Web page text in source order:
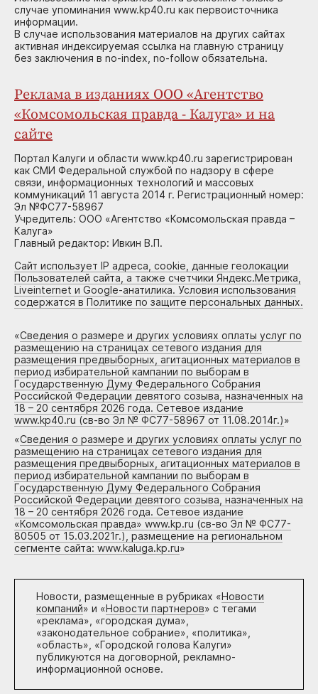
случае упоминания www.kp40.ru как первоисточника
информации.
В случае использования материалов на других сайтах
активная индексируемая ссылка на главную страницу
без заключения в no-index, no-follow обязательна.
Реклама в изданиях ООО «Агентство
«Комсомольская правда - Калуга» и на
сайте
Портал Калуги и области www.kp40.ru зарегистрирован
как СМИ Федеральной службой по надзору в сфере
связи, информационных технологий и массовых
коммуникаций 11 августа 2014 г. Регистрационный номер:
Эл №ФС77-58967
Учредитель: ООО «Агентство «Комсомольская правда –
Калуга»
Главный редактор: Ивкин В.П.
Сайт использует IP адреса, cookie, данные геолокации
Пользователей сайта, а также счетчики Яндекс.Метрика,
Liveinternet и Google-анатилика. Условия использования
содержатся в Политике по защите персональных данных.
«Сведения о размере и других условиях оплаты услуг по
размещению на страницах сетевого издания для
размещения предвыборных, агитационных материалов в
период избирательной кампании по выборам в
Государственную Думу Федерального Собрания
Российской Федерации девятого созыва, назначенных на
18 – 20 сентября 2026 года. Сетевое издание
www.kp40.ru (св-во Эл № ФС77-58967 от 11.08.2014г.)»
«Сведения о размере и других условиях оплаты услуг по
размещению на страницах сетевого издания для
размещения предвыборных, агитационных материалов в
период избирательной кампании по выборам в
Государственную Думу Федерального Собрания
Российской Федерации девятого созыва, назначенных на
18 – 20 сентября 2026 года. Сетевое издание
«Комсомольская правда» www.kp.ru (св-во Эл № ФС77-
80505 от 15.03.2021г.), размещение на региональном
сегменте сайта: www.kaluga.kp.ru»
Новости, размещенные в рубриках «Новости
компаний» и «Новости партнеров» с тегами
«реклама», «городская дума»,
«законодательное собрание», «политика»,
«область», «Городской голова Калуги»
публикуются на договорной, рекламно-
информационной основе.